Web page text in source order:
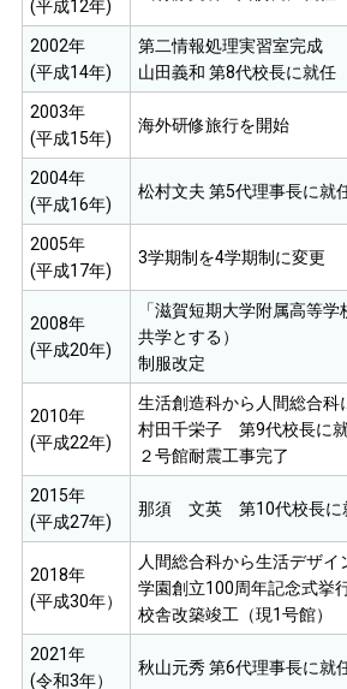
(平成12年)
2002年
(平成14年)
第二情報処理実習室完成
山田義和 第8代校長に就任
2003年
(平成15年)
海外研修旅行を開始
2004年
(平成16年)
松村文夫 第5代理事長に就
2005年
(平成17年)
3学期制を4学期制に変更
2008年
(平成20年)
「滋賀短期大学附属高等
共学とする）
制服改定
2010年
(平成22年)
生活創造科から人間総合科
村田千栄子 第9代校長に
２号館耐震工事完了
2015年
(平成27年)
那須 文英 第10代校長に
2018年
(平成30年）
人間総合科から生活デザイ
学園創立100周年記念式挙
校舎改築竣工（現1号館）
2021年
(令和3年）
秋山元秀 第6代理事長に就